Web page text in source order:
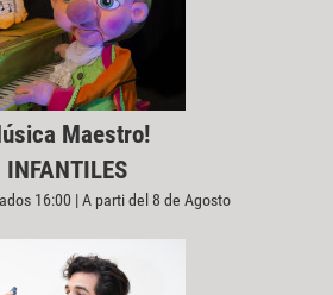
Maestro!
INFANTILES
16:00 | A parti del 8 de Agosto